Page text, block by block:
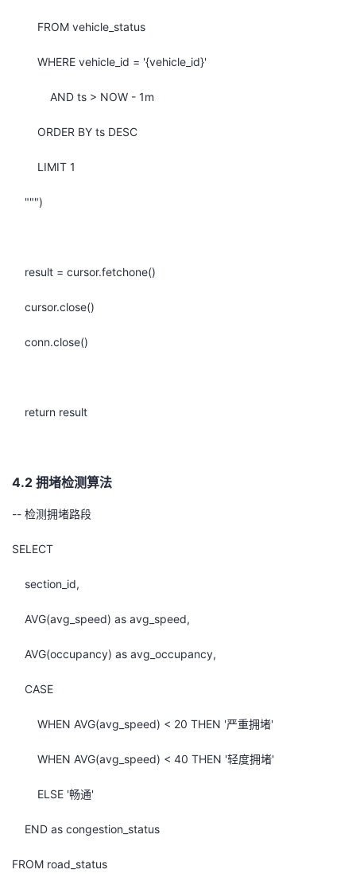
FROM vehicle_status
WHERE vehicle_id = '{vehicle_id}'
AND ts > NOW - 1m
ORDER BY ts DESC
LIMIT 1
""")
result = cursor.fetchone()
cursor.close()
conn.close()
return result
4.2 拥堵检测算法
-- 检测拥堵路段
SELECT
section_id,
AVG(avg_speed) as avg_speed,
AVG(occupancy) as avg_occupancy,
CASE
WHEN AVG(avg_speed) < 20 THEN '严重拥堵'
WHEN AVG(avg_speed) < 40 THEN '轻度拥堵'
ELSE '畅通'
END as congestion_status
FROM road_status